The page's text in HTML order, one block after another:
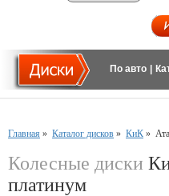
По авто
Главная » Каталог дисков » КиК »
Колесные диски
платинум